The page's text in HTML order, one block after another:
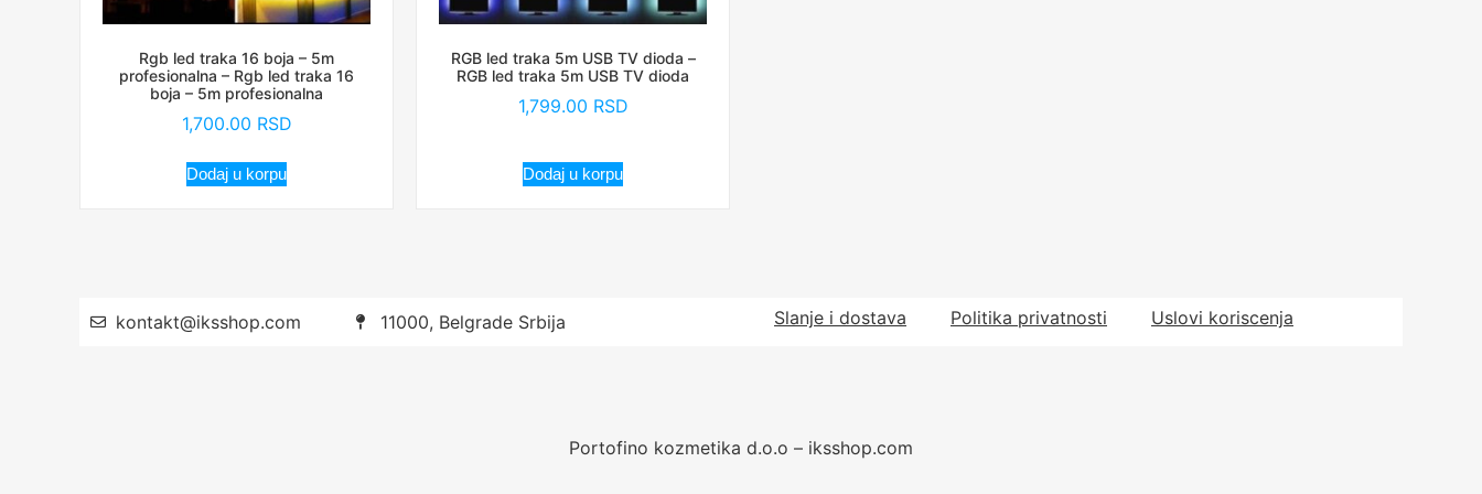
Rgb led traka 16 boja – 5m
profesionalna – Rgb led traka 16
boja – 5m profesionalna
1,700.00 RSD
Dodaj u korpu
RGB led traka 5m USB TV dioda –
RGB led traka 5m USB TV dioda
1,799.00 RSD
Dodaj u korpu
kontakt@iksshop.com 11000, Belgrade Srbija Slanje i dostava Politika privatnosti Uslovi koriscenja
Portofino kozmetika d.o.o – iksshop.com